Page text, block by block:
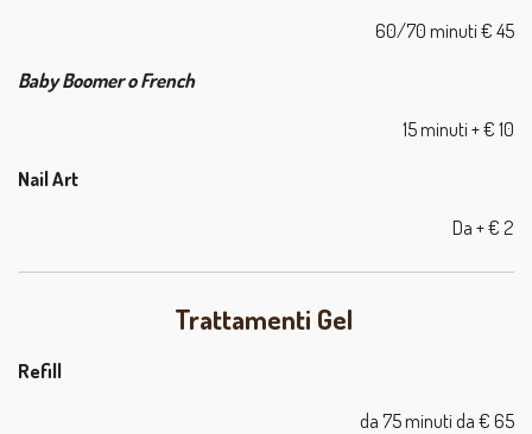
60/70 minuti € 45
Baby Boomer o French
15 minuti + € 10
Nail Art
Da + € 2
Trattamenti Gel
Refill
da 75 minuti da € 65